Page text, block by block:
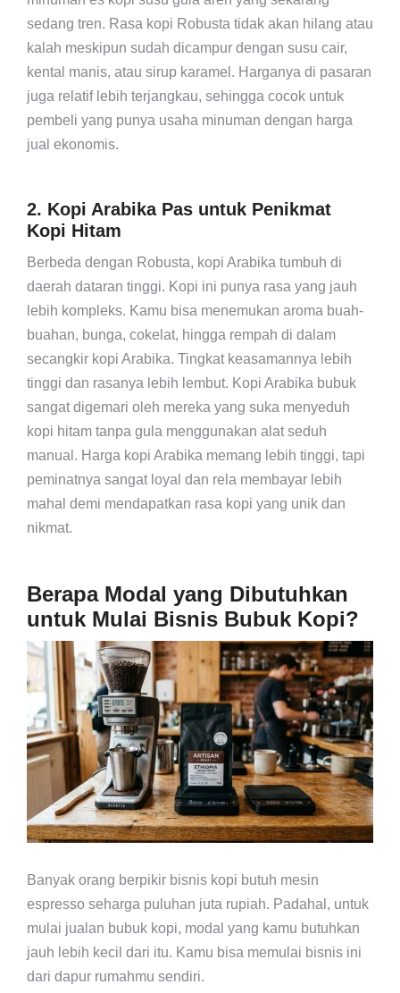
sedang tren. Rasa kopi Robusta tidak akan hilang atau
kalah meskipun sudah dicampur dengan susu cair,
kental manis, atau sirup karamel. Harganya di pasaran
juga relatif lebih terjangkau, sehingga cocok untuk
pembeli yang punya usaha minuman dengan harga
jual ekonomis.
2. Kopi Arabika Pas untuk Penikmat
Kopi Hitam
Berbeda dengan Robusta, kopi Arabika tumbuh di
daerah dataran tinggi. Kopi ini punya rasa yang jauh
lebih kompleks. Kamu bisa menemukan aroma buah-
buahan, bunga, cokelat, hingga rempah di dalam
secangkir kopi Arabika. Tingkat keasamannya lebih
tinggi dan rasanya lebih lembut. Kopi Arabika bubuk
sangat digemari oleh mereka yang suka menyeduh
kopi hitam tanpa gula menggunakan alat seduh
manual. Harga kopi Arabika memang lebih tinggi, tapi
peminatnya sangat loyal dan rela membayar lebih
mahal demi mendapatkan rasa kopi yang unik dan
nikmat.
Berapa Modal yang Dibutuhkan
untuk Mulai Bisnis Bubuk Kopi?
Banyak orang berpikir bisnis kopi butuh mesin
espresso seharga puluhan juta rupiah. Padahal, untuk
mulai jualan bubuk kopi, modal yang kamu butuhkan
jauh lebih kecil dari itu. Kamu bisa memulai bisnis ini
dari dapur rumahmu sendiri.